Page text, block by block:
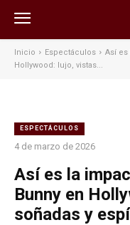
Inicio Espectáculos
Así es
Hollywood: lujo, vistas...
ESPECTÁCULOS
4 de marzo de 2026
Así es la
Bunny en
soñadas y